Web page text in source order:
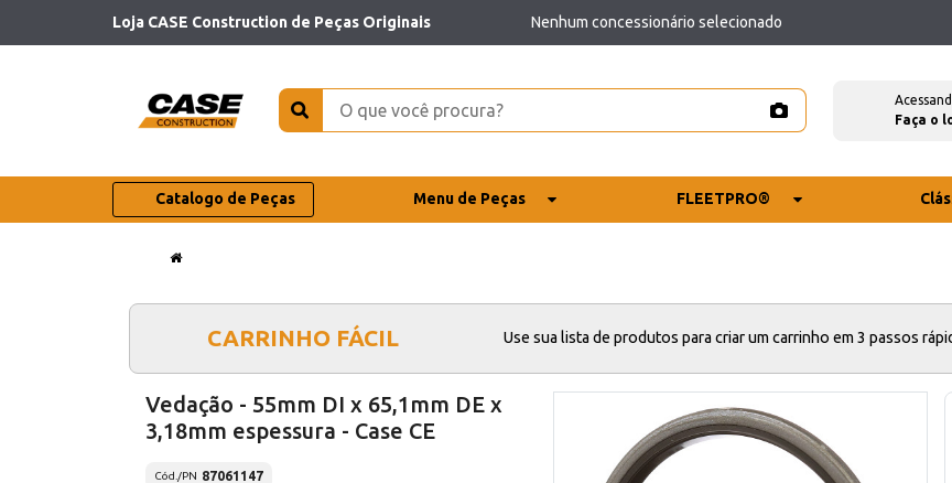
Loja CASE Construction de Peças Originais Nenhum concessionário selecionado
Faça o
Catalogo de Peças Menu de Peças FLEETPRO®
CARRINHO FÁCIL Use sua lista de produtos para criar um carrinho em 3 passos
Vedação - 55mm DI x 65,1mm DE x
3,18mm espessura - Case CE
Cód./PN 87061147